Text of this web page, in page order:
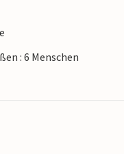
: 6 Menschen